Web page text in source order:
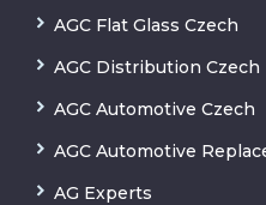
AGC Flat Glass Czech
AGC Distribution Czech
AGC Automotive Czech
AGC Automotive
AG Experts